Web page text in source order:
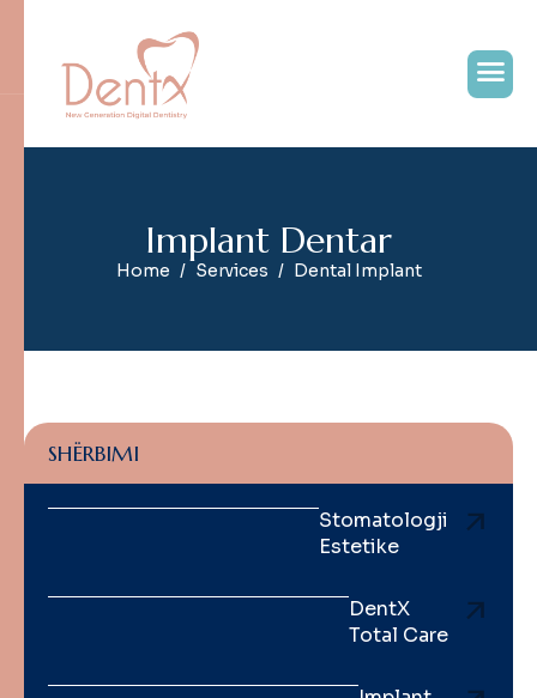
Implant Dentar
Home Services Dental Implant
SHËRBIMI
Stomatologji
Estetike
DentX
Total Care